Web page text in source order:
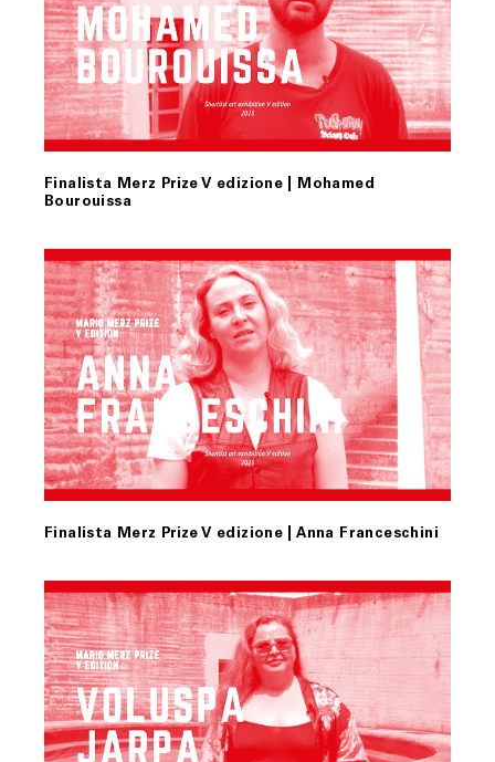
Finalista Merz Prize V edizione | Mohamed
Bourouissa
Finalista Merz Prize V edizione | Anna Franceschini